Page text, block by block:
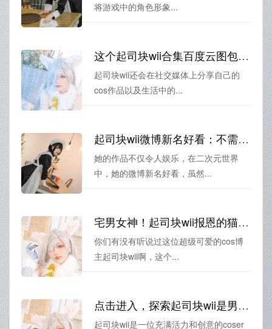
将游戏中的角色形象...
这个起司块wii合集百度云图包太好看了，一定要分享
起司块wii还会在社交媒体上分享自己的
cos作品以及生活中的...
起司块wii微博新名好看：不需要太多华丽，只需你的陪伴
她的作品不仅令人娱乐，在二次元世界
中，她的微博新名好看，虽然...
宅男女神！起司块wii报恩的猫的最新cos更新，让你一秒钟沦为粉丝
你们有没有听说过这位超级可爱的cos博
主起司块wii啊，这个...
点击进入，探索起司块wii是男的吗的珍贵照片原图
起司块wii是一位充满活力和创意的coser